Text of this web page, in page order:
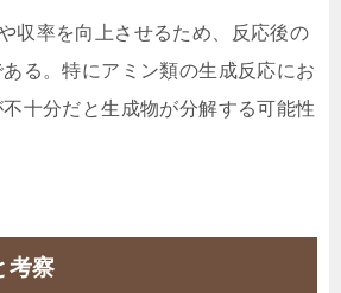
収率を向上させるため、反応後の
る。特にアミン類の生成反応にお
十分だと生成物が分解する可能性
考察